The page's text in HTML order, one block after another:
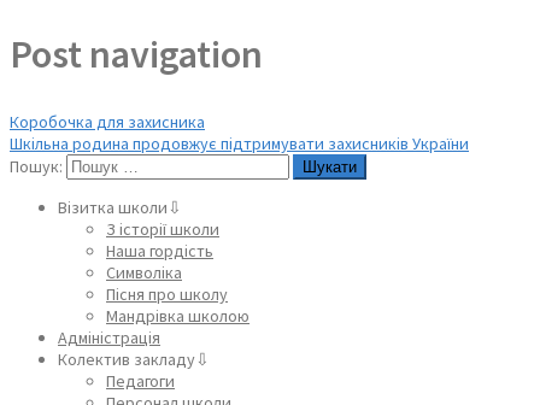
Post navigation
Коробочка для захисника
Шкільна родина продовжує підтримувати захисників України
Пошук:
Візитка школи⇩
З історії школи
Наша гордість
Символіка
Пісня про школу
Мандрівка школою
Адміністрація
Колектив закладу⇩
Педагоги